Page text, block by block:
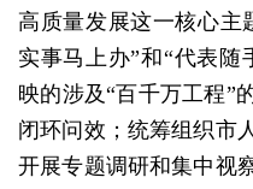
高质量发展这一核心主
实事马上办”和“代表随
映的涉及“百千万工程”
闭环问效；统筹组织市
开展专题调研和集中视